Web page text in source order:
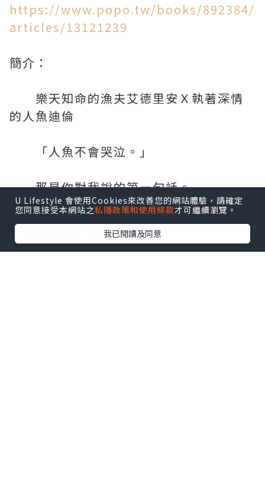
https://www.popo.tw/books/892384/
articles/13121239
簡介：
樂天知命的漁夫艾德里安Ｘ執著深情
的人魚迪倫
「人魚不會哭泣。」
那是你對我說的第一句話。
在找回你的時候，我會對你承諾：
「不會再讓你哭。」
U Lifestyle 會使用Cookies來改善您的網站體驗，請確定
您同意接受本網站之私隱政策和使用條款才可繼續瀏覽。
我已閱讀及同意